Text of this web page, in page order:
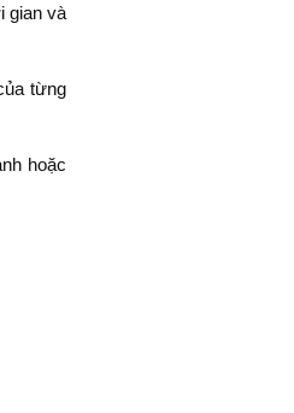
gian và
từng
hoặc